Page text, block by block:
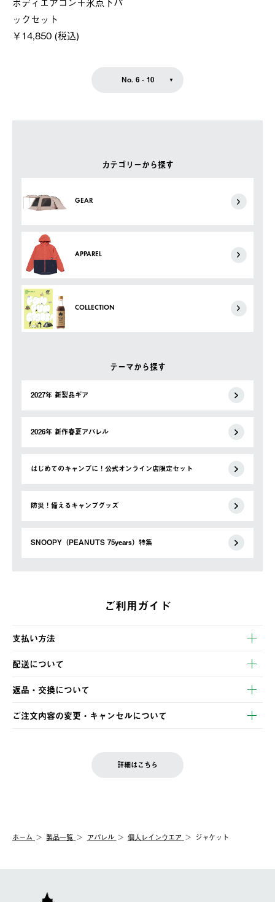
カテゴリーから探す
GEAR
APPAREL
COLLECTION
テーマから探す
2027年 新製品ギア
2026年 新作春夏アパレル
はじめてのキャンプに！公式オンライン店限定セット
防災！備えるキャンプグッズ
SNOOPY（PEANUTS 75years）特集
ックセット
￥14,850 (税込)
No. 6 - 10
ご利用ガイド
支払い方法
以下のいずれかの方法でお支払いいただけます。
・クレジットカード決済
・コンビニ決済
・Pay-easy決済
配送について
【発送スケジュール】
ご注文・ご入金完了より2営業日以内に商品を発送いたします。
土日祝の発送はございませんので、木曜日以降のご注文は週明け
の発送となる場合がございます。
【配送業者】
佐川急便にて配送されます。
返品・交換について
※お客様都合の場合
お客様都合の返品にかかる送料は、お客様ご負担とさせていただ
一度お手元の商品を返品いただき、ご希望商品を再注文してくだ
ご注文内容の変更・キャンセルについて
LOGOS FAMILY会員の方は、会員マイページ内 購入履歴画面に
詳細はこちら
ホーム 製品一覧 アパレル 個人レインウエア ジャケット